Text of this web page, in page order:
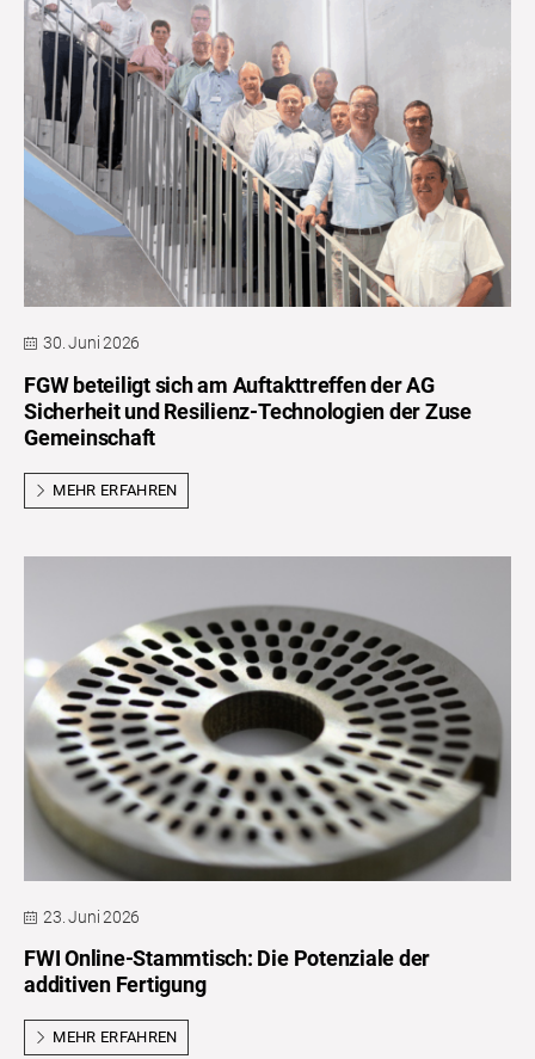
30. Juni 2026
FGW beteiligt sich am Auftakttreffen der AG
Sicherheit und Resilienz-Technologien der Zuse
Gemeinschaft
MEHR ERFAHREN
23. Juni 2026
FWI Online-Stammtisch: Die Potenziale der
additiven Fertigung
MEHR ERFAHREN